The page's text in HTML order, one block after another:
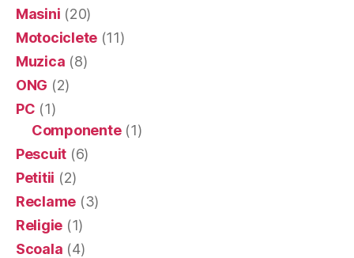
Masini (20)
Motociclete (11)
Muzica (8)
ONG (2)
PC (1)
Componente(1)
Pescuit (6)
Petitii (2)
Reclame (3)
Religie (1)
Scoala (4)